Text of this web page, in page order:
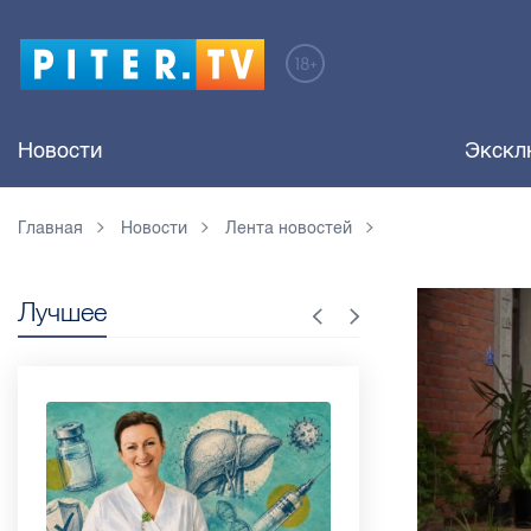
Новости
Главная Новости Лента новостей
Лучшее